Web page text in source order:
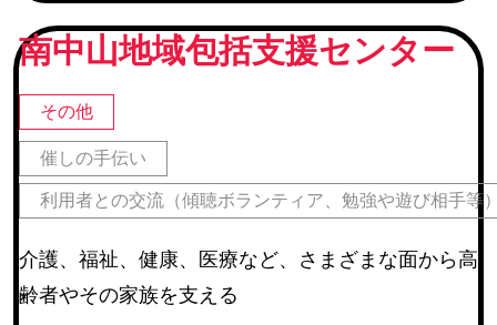
町内会
(245)
仙台市河川愛護活動団体・仙台市公園愛護協力会
仙台市学区民体育振興会連合会
教育関連施設
南中山地域包括支援センター
その他
催しの手伝い
利用者との交流（傾聴ボランティア、勉強や遊び相手等
介護、福祉、健康、医療など、さまざまな面から高
齢者やその家族を支える